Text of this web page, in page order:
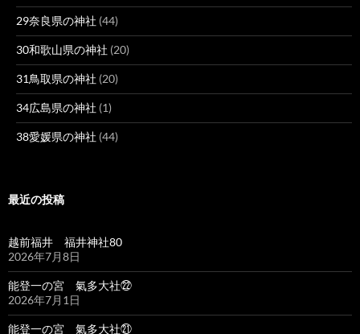
29奈良県の神社 (44)
30和歌山県の神社 (20)
31鳥取県の神社 (20)
34広島県の神社 (1)
38愛媛県の神社 (44)
最近の投稿
越前福井 福井神社80
2026年7月8日
能登一の宮 氣多大社㉒
2026年7月1日
能登一の宮 氣多大社㉑